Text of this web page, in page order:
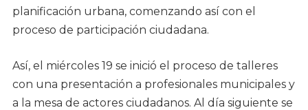
planificación urbana, comenzando así con el
proceso de participación ciudadana.
Así, el miércoles 19 se inició el proceso de talleres
con una presentación a profesionales municipales y
a la mesa de actores ciudadanos. Al día siguiente se